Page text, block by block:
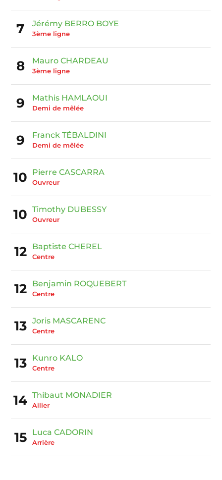
7 Jérémy BERRO BOYE
3ème ligne
8 Mauro CHARDEAU
3ème ligne
9 Mathis HAMLAOUI
Demi de mêlée
9 Franck TÉBALDINI
Demi de mêlée
10 Pierre CASCARRA
Ouvreur
10 Timothy DUBESSY
Ouvreur
12 Baptiste CHEREL
Centre
12 Benjamin ROQUEBERT
Centre
13 Joris MASCARENC
Centre
13 Kunro KALO
Centre
14 Thibaut MONADIER
Ailier
15 Luca CADORIN
Arrière